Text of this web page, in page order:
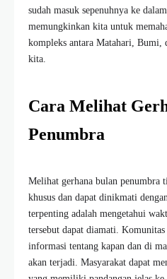
sudah masuk sepenuhnya ke
memungkinkan kita untuk
kompleks antara Matahari, Bumi,
kita.
Cara Melihat
Penumbra
Melihat gerhana bulan penumbra
khusus dan dapat dinikmati
terpenting adalah mengetahui
tersebut dapat diamati.
informasi tentang kapan dan di
akan terjadi. Masyarakat dapat